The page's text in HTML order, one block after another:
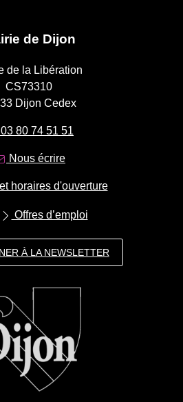
de Dijon
de la Libération
CS73310
Dijon Cedex
03 80 74 51 51
Nous écrire
horaires d'ouverture
Offres d’emploi
À LA NEWSLETTER